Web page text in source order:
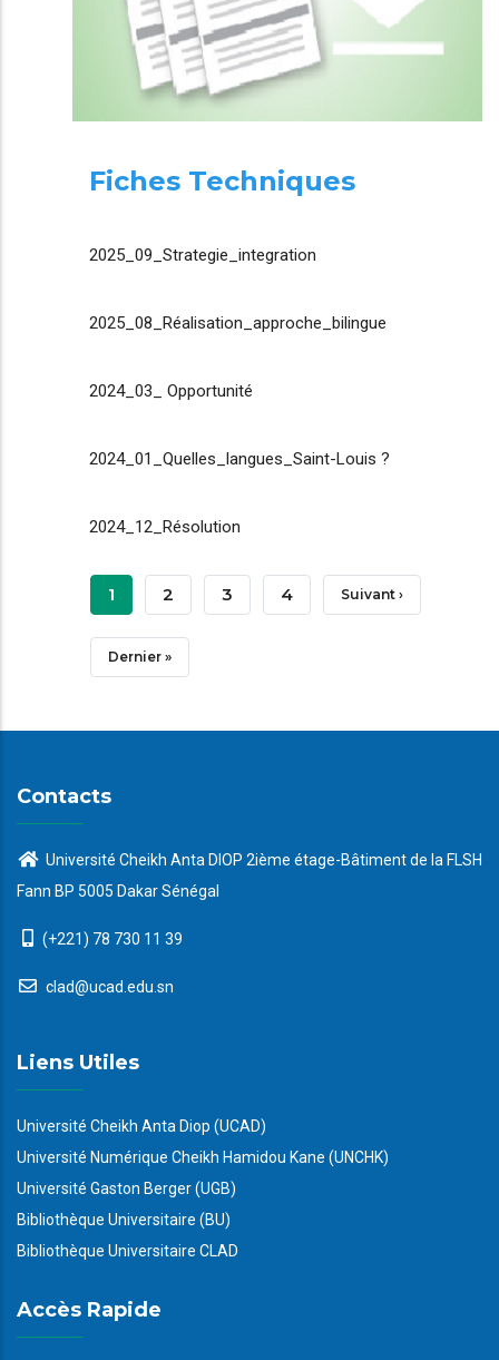
Fiches Techniques
2025_09_Strategie_integration
2025_08_Réalisation_approche_bilingue
2024_03_ Opportunité
2024_01_Quelles_langues_Saint-Louis ?
2024_12_Résolution
Pagination
Page
Courante
1 Page
2 Page
3 Page
4 Page
Suivant ›
Dernière
Dernier »
Contacts
Université Cheikh Anta DIOP 2ième étage-Bâtiment de la FLSH
Fann BP 5005 Dakar Sénégal
(+221) 78 730 11 39
clad@ucad.edu.sn
Liens Utiles
Université Cheikh Anta Diop (UCAD)
Université Numérique Cheikh Hamidou Kane (UNCHK)
Université Gaston Berger (UGB)
Bibliothèque Universitaire (BU)
Bibliothèque Universitaire CLAD
Accès Rapide